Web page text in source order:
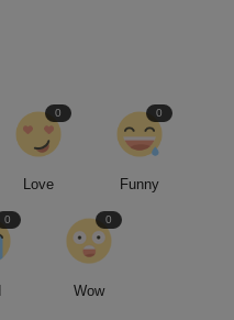
Love
0
Funny
0
0
Wow
0